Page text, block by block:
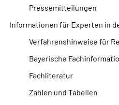
Pressemitteilungen
Informationen für Experten in
Verfahrenshinweise für
Bayerische
Fachliteratur
Zahlen und Tabellen